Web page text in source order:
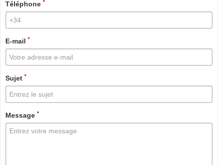
Téléphone *
E-mail *
Sujet *
Message *